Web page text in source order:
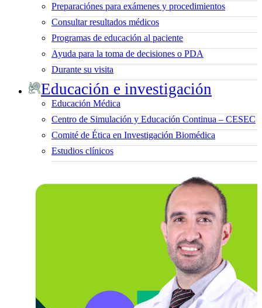
Preparaciónes para exámenes y procedimientos
Consultar resultados médicos
Programas de educación al paciente
Ayuda para la toma de decisiones o PDA
Durante su visita
Educación e investigación
Educación Médica
Centro de Simulación y Educación Continua – CESEC
Comité de Ética en Investigación Biomédica
Estudios clínicos